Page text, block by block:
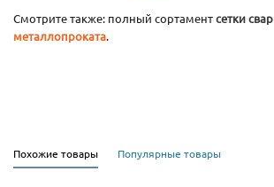
Смотрите также: полный сортаментсетки
металлопроката.
Похожие товары Популярные товары